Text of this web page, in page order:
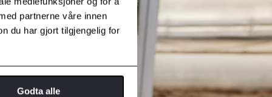
partnerne våre innen
du har gjort tilgjengelig for
Godta alle